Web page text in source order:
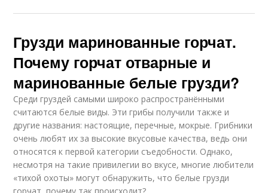
Грузди маринованные горчат.
Почему горчат отварные и
маринованные белые грузди?
Среди груздей самыми широко распространёнными
считаются белые виды. Эти грибы получили также и
другие названия: настоящие, перечные, мокрые. Грибники
очень любят их за высокие вкусовые качества, ведь они
относятся к первой категории съедобности. Однако,
несмотря на такие привилегии во вкусе, многие любители
«тихой охоты» могут обнаружить, что белые грузди